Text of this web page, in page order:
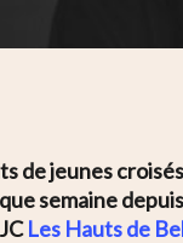
jeunes
semaine
Les Hauts de